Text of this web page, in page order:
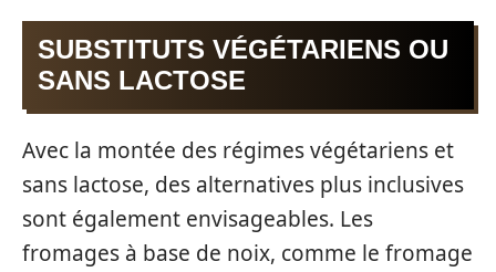
SUBSTITUTS VÉGÉTARIENS OU
SANS LACTOSE
Avec la montée des régimes végétariens et
sans lactose, des alternatives plus inclusives
sont également envisageables. Les
fromages à base de noix, comme le fromage